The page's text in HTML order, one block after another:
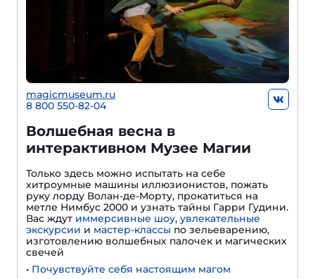
magicmuseum.ru
8 800 550-82-04
Волшебная весна в
интерактивном Музее Магии
Только здесь можно испытать на себе
хитроумные машины иллюзионистов, пожать
руку лорду Волан-де-Морту, прокатиться на
метле Нимбус 2000 и узнать тайны Гарри Гудини.
Вас ждут иммерсивные шоу, увлекательные
экскурсии и мастер-классы по зельеварению,
изготовлению волшебных палочек и магических
свечей
• Почувствуйте себя настоящим магом